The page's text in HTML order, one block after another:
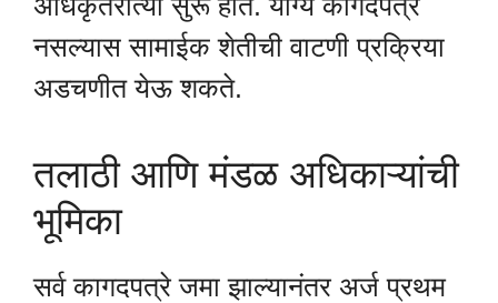
नसल्यास सामाईक शेतीची वाटणी प्रक्रिया
अडचणीत येऊ शकते.
तलाठी आणि मंडळ अधिकाऱ्यांची
भूमिका
सर्व कागदपत्रे जमा झाल्यानंतर अर्ज प्रथम